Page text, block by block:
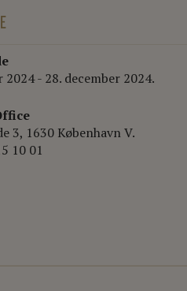
2024 - 28. december 2024.
3, 1630 København V.
10 01